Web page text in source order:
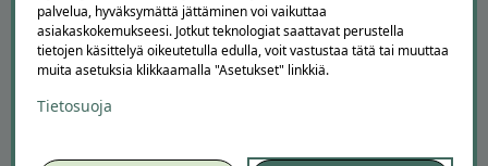
Ajankohtaista
Tilaa uutiskirje
Avoimet työpaikat
Offerilla mediassa
palvelua, hyväksymättä jättäminen voi vaikuttaa
asiakaskokemukseesi. Jotkut teknologiat saattavat perustella
tietojen käsittelyä oikeutetulla edulla, voit vastustaa tätä tai muuttaa
muita asetuksia klikkaamalla "Asetukset" linkkiä.
Tietosuoja